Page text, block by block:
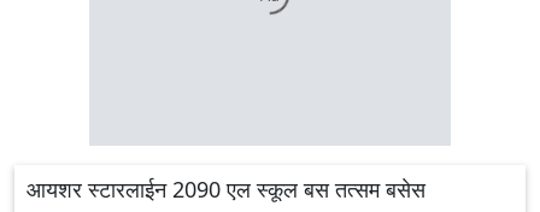
आयशर स्टारलाईन 2090 एल स्कूल बस तत्सम बसेस